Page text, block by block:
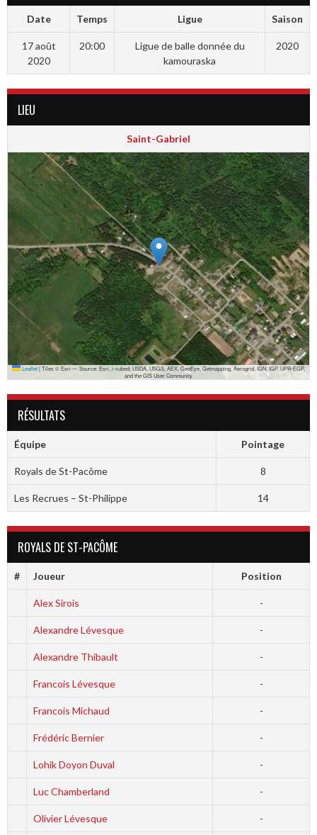
Date Temps Ligue Saison
17 août
2020
20:00
Ligue de balle donnée du
kamouraska
2020
LIEU
Saint-Gabriel
Leaflet|Tiles © Esri — Source: Esri, i-cubed, USDA, USGS, AEX, GeoEye, Getmapping, Aerogrid, IGN, IGP, UPR-EGP,
and the GIS User Community
RÉSULTATS
Équipe Pointage
Royals de St-Pacôme 8
Les Recrues – St-Philippe 14
ROYALS DE ST-PACÔME
# Joueur Position
Alex Sirois -
Alexandre Lévesque -
Alexandre Thibault -
Francois Lévesque -
Francois Michaud -
Frédéric Bernier -
Lohik Doyon Duval -
Luc Chamberland -
Olivier Lévesque -